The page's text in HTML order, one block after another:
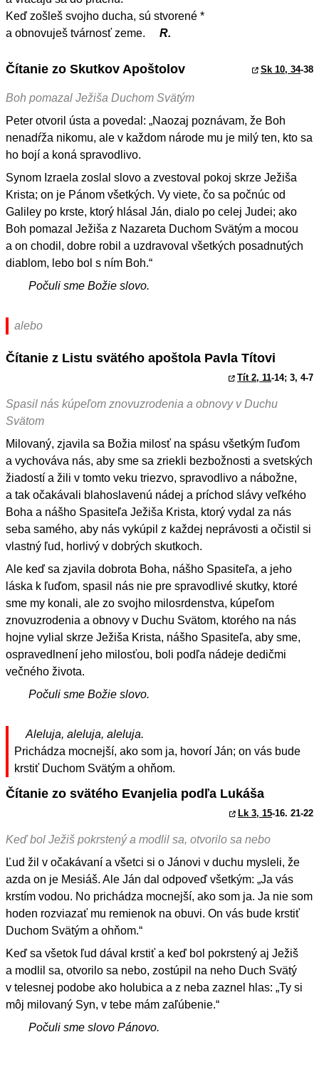
Keď zošleš svojho ducha, sú stvorené *
a obnovuješ tvárnosť zeme.
R.
Čítanie zo Skutkov Apoštolov Sk 10, 34-38
Boh pomazal Ježiša Duchom Svätým
Peter otvoril ústa a povedal: „Naozaj poznávam, že Boh
nenadŕža nikomu, ale v každom národe mu je milý ten, kto sa
ho bojí a koná spravodlivo.
Synom Izraela zoslal slovo a zvestoval pokoj skrze Ježiša
Krista; on je Pánom všetkých. Vy viete, čo sa počnúc od
Galiley po krste, ktorý hlásal Ján, dialo po celej Judei; ako
Boh pomazal Ježiša z Nazareta Duchom Svätým a mocou
a on chodil, dobre robil a uzdravoval všetkých posadnutých
diablom, lebo bol s ním Boh.“
Počuli sme Božie slovo.
alebo
Čítanie z Listu svätého apoštola Pavla Títovi
Tít 2, 11-14; 3, 4-7
Spasil nás kúpeľom znovuzrodenia a obnovy v Duchu
Svätom
Milovaný, zjavila sa Božia milosť na spásu všetkým ľuďom
a vychováva nás, aby sme sa zriekli bezbožnosti a svetských
žiadostí a žili v tomto veku triezvo, spravodlivo a nábožne,
a tak očakávali blahoslavenú nádej a príchod slávy veľkého
Boha a nášho Spasiteľa Ježiša Krista, ktorý vydal za nás
seba samého, aby nás vykúpil z každej neprávosti a očistil si
vlastný ľud, horlivý v dobrých skutkoch.
Ale keď sa zjavila dobrota Boha, nášho Spasiteľa, a jeho
láska k ľuďom, spasil nás nie pre spravodlivé skutky, ktoré
sme my konali, ale zo svojho milosrdenstva, kúpeľom
znovuzrodenia a obnovy v Duchu Svätom, ktorého na nás
hojne vylial skrze Ježiša Krista, nášho Spasiteľa, aby sme,
ospravedlnení jeho milosťou, boli podľa nádeje dedičmi
večného života.
Počuli sme Božie slovo.
Aleluja, aleluja, aleluja.
Prichádza mocnejší, ako som ja, hovorí Ján; on vás bude
krstiť Duchom Svätým a ohňom.
Čítanie zo svätého Evanjelia podľa Lukáša
Lk 3, 15-16. 21-22
Keď bol Ježiš pokrstený a modlil sa, otvorilo sa nebo
Ľud žil v očakávaní a všetci si o Jánovi v duchu mysleli, že
azda on je Mesiáš. Ale Ján dal odpoveď všetkým: „Ja vás
krstím vodou. No prichádza mocnejší, ako som ja. Ja nie som
hoden rozviazať mu remienok na obuvi. On vás bude krstiť
Duchom Svätým a ohňom.“
Keď sa všetok ľud dával krstiť a keď bol pokrstený aj Ježiš
a modlil sa, otvorilo sa nebo, zostúpil na neho Duch Svätý
v telesnej podobe ako holubica a z neba zaznel hlas: „Ty si
môj milovaný Syn, v tebe mám zaľúbenie.“
Počuli sme slovo Pánovo.